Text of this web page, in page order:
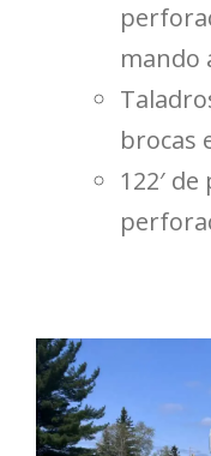
mando
brocas
122′